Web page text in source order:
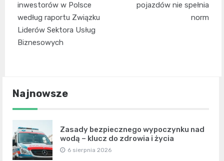
inwestorów w Polsce
według raportu Związku
Liderów Sektora Usług
Biznesowych
pojazdów nie spełnia
norm
Najnowsze
Zasady bezpiecznego wypoczynku nad
wodą – klucz do zdrowia i życia
6 sierpnia 2026